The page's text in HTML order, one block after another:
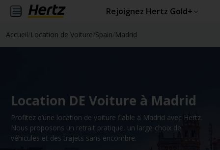
Rejoignez Hertz Gold+
Accueil Location de Voiture Spain Madrid
Location DE Voiture à Madrid
Profitez d’une location de voiture fiable à Madrid avec Hertz.
Nous proposons un retrait pratique, un large choix de
véhicules et des trajets sans encombre.